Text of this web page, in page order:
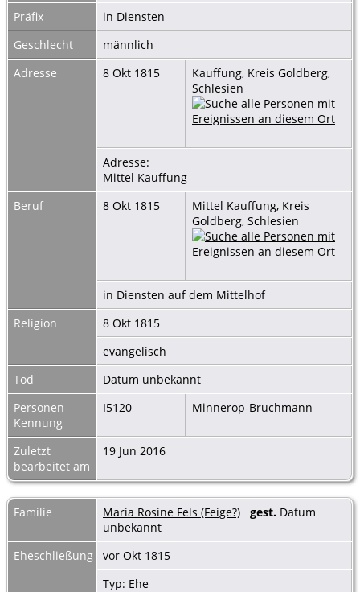
Präfix
in Diensten
Geschlecht
männlich
Adresse
8 Okt 1815
Kauffung, Kreis Goldberg,
Schlesien
Adresse:
Mittel Kauffung
Beruf
8 Okt 1815
Mittel Kauffung, Kreis
Goldberg, Schlesien
in Diensten auf dem Mittelhof
Religion
8 Okt 1815
evangelisch
Tod
Datum unbekannt
Personen-
Kennung
I5120 Minnerop-Bruchmann
Zuletzt
bearbeitet am
19 Jun 2016
Familie Maria Rosine Fels (Feige?) gest. Datum
unbekannt
Eheschließung
vor Okt 1815
Typ: Ehe